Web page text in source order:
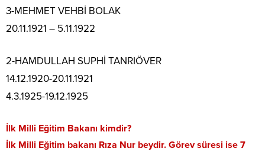
3-MEHMET VEHBİ BOLAK
20.11.1921 – 5.11.1922
2-HAMDULLAH SUPHİ TANRIÖVER
14.12.1920-20.11.1921
4.3.1925-19.12.1925
İlk Milli Eğitim Bakanı kimdir?
İlk Milli Eğitim bakanı Rıza Nur beydir. Görev süresi ise 7